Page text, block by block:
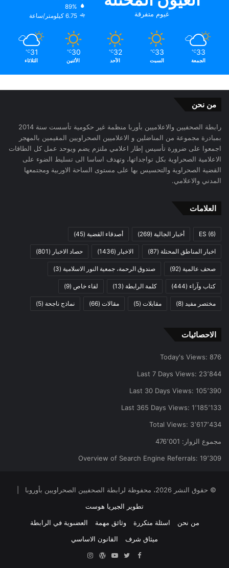
غيوم متفرقة
89%
6.75 كيلومتر/ساعة
33
℃
الجمعة
33
℃
السبت
32
℃
الأحد
30
℃
الأثنين
31
℃
الثلاثاء
من نحن
رابطة الصحفيين والاعلاميين بأوربا منظمة غير حكومية تأسست سنة 2014
بمبادرة مجموعة من المناضلين و الاعلاميين الصحراويين المقيمين بالمهجر
اجمعوا على ضرورة تأسيس إطار اعلامي ملتزم يضم ويوحد عمل كل الطاقات
الاعلامية الصحراوية بكل تواجداتها، وتهدف اساسا الى تسليط الضوء على
القضية الصحراوية والتحسيس بها على مستوى الساحة الاوربية ومجتمعها
المدني والاعلامي.
العلامات
ES (6) أخبار الجالية (269) أصدقاء القضية (45)
اخبار المناطق المحتلة (87) الاخبار (1436) حصاد الاخبار (801)
صحف عالمية (92) صندوق الرحمة، جمعية النور الاسلامية (3)
كتاب وآراء (444) كلمة الرابطة (13) لقاء خاص (9)
مختصر مفيد (8) مقابلات (5) مقالات (66) نماذج ناجحة (5)
الاحصائيات
Today's Views: 876
Last 7 Days Views: 23٬844
Last 30 Days Views: 105٬390
Last 365 Days Views: 1٬185٬133
Total Views: 3٬617٬434
مجموع الزوار: 476٬001
Overview of Search Engine Referrals: 19٬309
© حقوق النشر 2026، محفوظة لرابطة الصحفيين الصحراويين بأوروبا |
تطوير الجيريا هوست
من نحن
اسئلة متكررة وثائق مهمة
العضىوية في الرابطة
ميثاق شرف
القانون الاساسي
Facebook
Twitter
YouTubeووردبريس